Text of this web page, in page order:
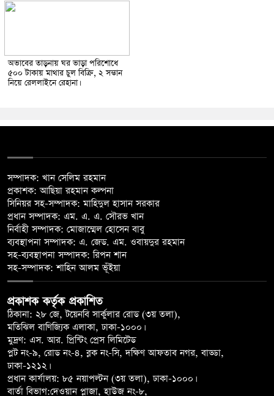
অভাবের তাড়নায় ঘর ভাড়া পরিশোধে
৫০০ টাকায় মাথার চুল বিক্রি, ২ সন্তান
নিয়ে রেললাইনে রেহানা।
সম্পাদক: খান সেলিম রহমান
প্রকাশক: আছিয়া রহমান কল্পনা
সিনিয়র সহ-সম্পাদক: মাহিদুল হাসান সরকার
প্রধান সম্পাদক: এম. এ. এ. সৌরভ খান
নির্বাহী সম্পাদক: মোজাম্মেল হোসেন বাবু
ব্যবস্থাপনা সম্পাদক: এ. জেড. এম. ওবায়দুর রহমান
সহ-ব্যবস্থাপনা সম্পাদক: রিপন শান
সহ-সম্পাদক: শাহিন আলম ভূঁইয়া
প্রকাশক কর্তৃক প্রকাশিত
ঠিকানা: ২৮ জে, টয়েনবি সার্কুলার রোড (৩য় তলা),
মতিঝিল বাণিজ্যিক এলাকা, ঢাকা-১০০০।
মুদ্রণ: এস. আর. প্রিন্টিং প্রেস লিমিটেড
প্লট নং-৯, রোড নং-৪, ব্লক নং-সি, দক্ষিণ আফতাব নগর, বাড্ডা,
ঢাকা-১২১২।
প্রধান কার্যালয়: ৮৫ নয়াপল্টন (৩য় তলা), ঢাকা-১০০০।
বার্তা বিভাগ:দেওয়ান প্লাজা, হাউজ নং-৮,